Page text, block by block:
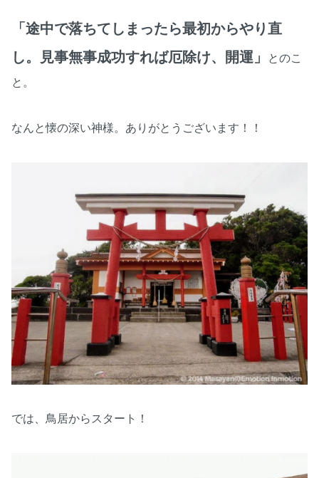
「途中で落ちてしまったら最初からやり直
し。見事無事成功すれば厄除け、開運」
とのこ
と。
なんと懐の深い神様。ありがとうございます！！
では、鳥居からスタート！